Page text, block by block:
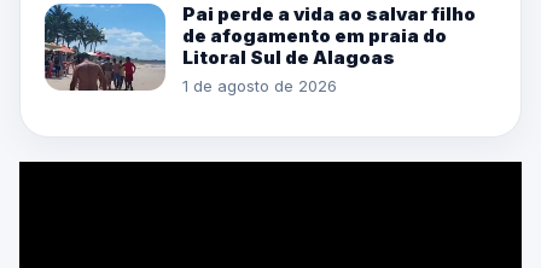
Pai perde a vida ao salvar filho
de afogamento em praia do
Litoral Sul de Alagoas
1 de agosto de 2026